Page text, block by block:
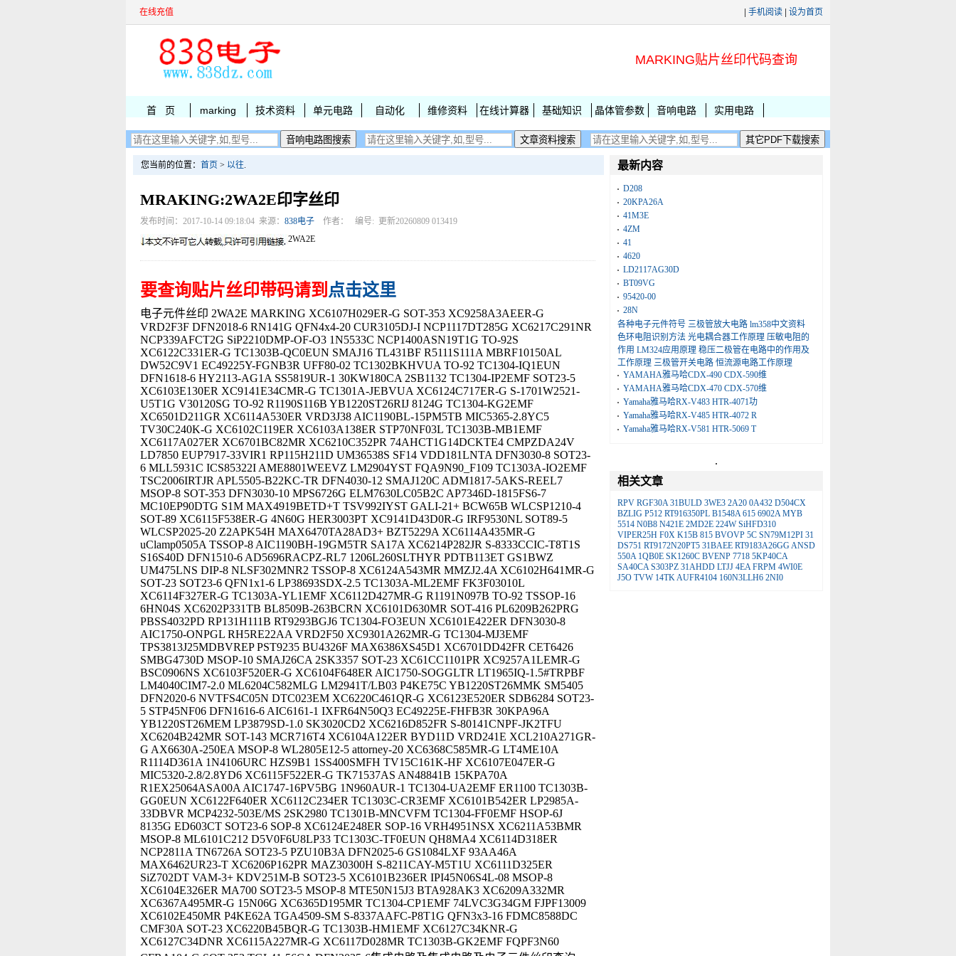
在线充值 手机阅读 设为首页
MARKING贴片丝印代码查询
首 页 marking 技术资料 单元电路 自动化 维修资料 在线计算器 基础知识 晶体管参数 音响电路 实用电路
您当前的位置： 首页 > 以往.
MRAKING:2WA2E印字丝印
发布时间：2017-10-14 09:18:04 来源： 838电子 作者： 编号: 更新20260809 013419
2WA2E
要查询贴片丝印带码请到 点击这里
电子元件丝印 2WA2E MARKING XC6107H029ER-G SOT-353 XC9258A3AEER-G
VRD2F3F DFN2018-6 RN141G QFN4x4-20 CUR3105DJ-I NCP1117DT285G XC6217C291NR
NCP339AFCT2G SiP2210DMP-OF-O3 1N5533C NCP1400ASN19T1G TO-92S
XC6122C331ER-G TC1303B-QC0EUN SMAJ16 TL431BF R5111S111A MBRF10150AL
DW52C9V1 EC49225Y-FGNB3R UFF80-02 TC1302BKHVUA TO-92 TC1304-IQ1EUN
DFN1618-6 HY2113-AG1A SS5819UR-1 30KW180CA 2SB1132 TC1304-IP2EMF SOT23-5
XC6103E130ER XC9141E34CMR-G TC1301A-JEBVUA XC6124C717ER-G S-1701W2521-
U5T1G V30120SG TO-92 R1190S116B YB1220ST26RIJ 8124G TC1304-KG2EMF
XC6501D211GR XC6114A530ER VRD3J38 AIC1190BL-15PM5TB MIC5365-2.8YC5
TV30C240K-G XC6102C119ER XC6103A138ER STP70NF03L TC1303B-MB1EMF
XC6117A027ER XC6701BC82MR XC6210C352PR 74AHCT1G14DCKTE4 CMPZDA24V
LD7850 EUP7917-33VIR1 RP115H211D UM36538S SF14 VDD181LNTA DFN3030-8 SOT23-
6 MLL5931C ICS85322I AME8801WEEVZ LM2904YST FQA9N90_F109 TC1303A-IO2EMF
TSC2006IRTJR APL5505-B22KC-TR DFN4030-12 SMAJ120C ADM1817-5AKS-REEL7
MSOP-8 SOT-353 DFN3030-10 MPS6726G ELM7630LC05B2C AP7346D-1815FS6-7
MC10EP90DTG S1M MAX4919BETD+T TSV992IYST GALI-21+ BCW65B WLCSP1210-4
SOT-89 XC6115F538ER-G 4N60G HER3003PT XC9141D43D0R-G IRF9530NL SOT89-5
WLCSP2025-20 Z2APK54H MAX6470TA28AD3+ BZT5229A XC6114A435MR-G
uClamp0505A TSSOP-8 AIC1190BH-19GM5TR SA17A XC6214P282JR S-8333CCIC-T8T1S
S16S40D DFN1510-6 AD5696RACPZ-RL7 1206L260SLTHYR PDTB113ET GS1BWZ
UM475LNS DIP-8 NLSF302MNR2 TSSOP-8 XC6124A543MR MMZJ2.4A XC6102H641MR-G
SOT-23 SOT23-6 QFN1x1-6 LP38693SDX-2.5 TC1303A-ML2EMF FK3F03010L
XC6114F327ER-G TC1303A-YL1EMF XC6112D427MR-G R1191N097B TO-92 TSSOP-16
6HN04S XC6202P331TB BL8509B-263BCRN XC6101D630MR SOT-416 PL6209B262PRG
PBSS4032PD RP131H111B RT9293BGJ6 TC1304-FO3EUN XC6101E422ER DFN3030-8
AIC1750-ONPGL RH5RE22AA VRD2F50 XC9301A262MR-G TC1304-MJ3EMF
TPS3813J25MDBVREP PST9235 BU4326F MAX6386XS45D1 XC6701DD42FR CET6426
SMBG4730D MSOP-10 SMAJ26CA 2SK3357 SOT-23 XC61CC1101PR XC9257A1LEMR-G
BSC0906NS XC6103F520ER-G XC6104F648ER AIC1750-SOGGLTR LT1965IQ-1.5#TRPBF
LM4040CIM7-2.0 ML6204C582MLG LM2941T/LB03 P4KE75C YB1220ST26MMK SM5405
DFN2020-6 NVTFS4C05N DTC023EM XC6220C461QR-G XC6123E520ER SDB6284 SOT23-
5 STP45NF06 DFN1616-6 AIC6161-1 IXFR64N50Q3 EC49225E-FHFB3R 30KPA96A
YB1220ST26MEM LP3879SD-1.0 SK3020CD2 XC6216D852FR S-80141CNPF-JK2TFU
XC6204B242MR SOT-143 MCR716T4 XC6104A122ER BYD11D VRD241E XCL210A271GR-
G AX6630A-250EA MSOP-8 WL2805E12-5 attorney-20 XC6368C585MR-G LT4ME10A
R1114D361A 1N4106URC HZS9B1 1SS400SMFH TV15C161K-HF XC6107E047ER-G
MIC5320-2.8/2.8YD6 XC6115F522ER-G TK71537AS AN48841B 15KPA70A
R1EX25064ASA00A AIC1747-16PV5BG 1N960AUR-1 TC1304-UA2EMF ER1100 TC1303B-
GG0EUN XC6122F640ER XC6112C234ER TC1303C-CR3EMF XC6101B542ER LP2985A-
33DBVR MCP4232-503E/MS 2SK2980 TC1301B-MNCVFM TC1304-FF0EMF HSOP-6J
8135G ED603CT SOT23-6 SOP-8 XC6124E248ER SOP-16 VRH4951NSX XC6211A53BMR
MSOP-8 ML6101C212 D5V0F6U8LP33 TC1303C-TF0EUN QH8MA4 XC6114D318ER
NCP2811A TN6726A SOT23-5 PZU10B3A DFN2025-6 GS1084LXF 93AA46A
MAX6462UR23-T XC6206P162PR MAZ30300H S-8211CAY-M5T1U XC6111D325ER
SiZ702DT VAM-3+ KDV251M-B SOT23-5 XC6101B236ER IPI45N06S4L-08 MSOP-8
XC6104E326ER MA700 SOT23-5 MSOP-8 MTE50N15J3 BTA928AK3 XC6209A332MR
XC6367A495MR-G 15N06G XC6365D195MR TC1304-CP1EMF 74LVC3G34GM FJPF13009
XC6102E450MR P4KE62A TGA4509-SM S-8337AAFC-P8T1G QFN3x3-16 FDMC8588DC
CMF30A SOT-23 XC6220B45BQR-G TC1303B-HM1EMF XC6127C34KNR-G
XC6127C34DNR XC6115A227MR-G XC6117D028MR TC1303B-GK2EMF FQPF3N60
最新内容
D208
20KPA26A
41M3E
4ZM
41
4620
LD2117AG30D
BT09VG
95420-00
28N
各种电子元件符号 三极管放大电路 lm358中文资料
色环电阻识别方法 光电耦合器工作原理 压敏电阻的
作用 LM324应用原理 稳压二极管在电路中的作用及
工作原理 三极管开关电路 恒流源电路工作原理
YAMAHA雅马哈CDX-490 CDX-590维
YAMAHA雅马哈CDX-470 CDX-570维
Yamaha雅马哈RX-V483 HTR-4071功
Yamaha雅马哈RX-V485 HTR-4072 R
Yamaha雅马哈RX-V581 HTR-5069 T
.
相关文章
RPV RGF30A 31BULD 3WE3 2A20 0A432 D504CX
BZLIG P512 RT916350PL B1548A 615 6902A MYB
5514 N0B8 N421E 2MD2E 224W SiHFD310
VIPER25H F0X K15B 815 BVOVP 5C SN79M12PI 31
DS751 RT9172N20PT5 31BAEE RT9183A26GGANSD
550A 1QB0E SK1260C BVENP 7718 5KP40CA
SA40CA S303PZ 31AHDD LTJJ 4EA FRPM 4WI0E
J5O TVW 14TKAUFR4104 160N3LLH6 2NI0